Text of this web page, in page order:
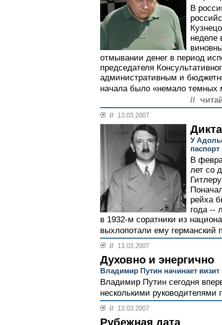
В
отмывании денег в период
председателя
административным и
начала было «немало темных
//
// 13.03.2007
У
паспорт
В
лет со
рейха
года --
в 1932-м соратники из
выхлопотали ему германский
// 13.03.2007
Духовно и энергично
Владимир Путин начинает
Владимир Путин сегодня
несколькими руководителями
// 13.03.2007
Рубежная дата